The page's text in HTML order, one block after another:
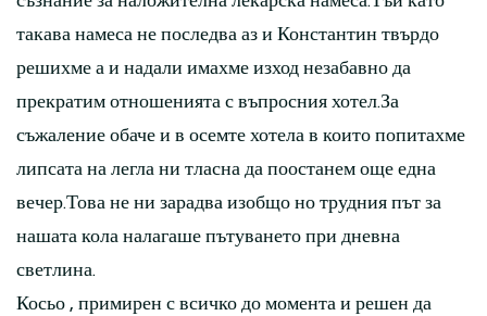
такава намеса не последва аз и Константин твърдо
решихме а и надали имахме изход незабавно да
прекратим отношенията с въпросния хотел.За
съжаление обаче и в осемте хотела в които попитахме
липсата на легла ни тласна да поостанем още една
вечер.Това не ни зарадва изобщо но трудния път за
нашата кола налагаше пътуването при дневна
светлина.
Косьо , примирен с всичко до момента и решен да